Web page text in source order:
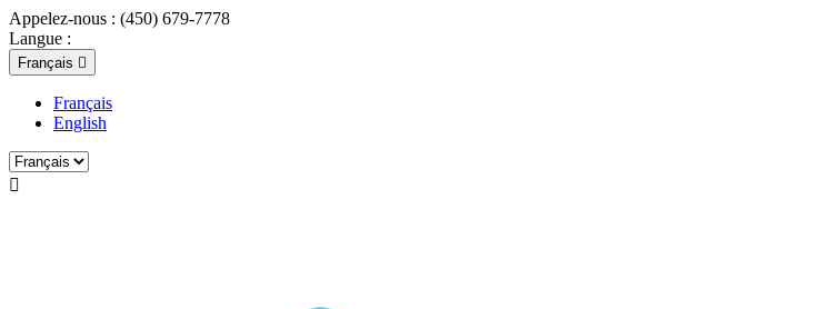
Appelez-nous : (450) 679-7778
Langue :
Français 
Français
English
